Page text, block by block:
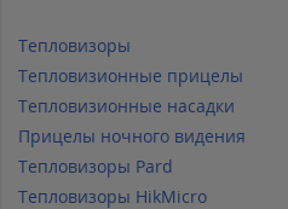
Тепловизоры
Тепловизионные прицелы
Тепловизионные насадки
Прицелы ночного видения
Тепловизоры Pard
Тепловизоры HikMicro